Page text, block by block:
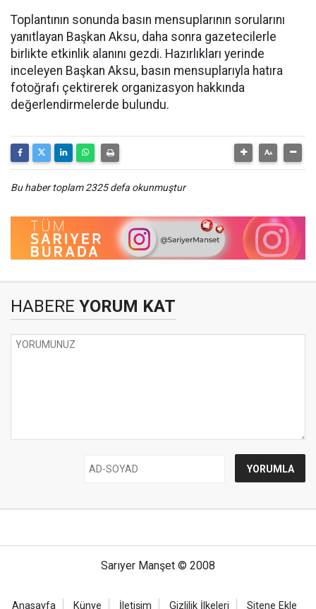
Toplantının sonunda basın mensuplarının sorularını
yanıtlayan Başkan Aksu, daha sonra gazetecilerle
birlikte etkinlik alanını gezdi. Hazırlıkları yerinde
inceleyen Başkan Aksu, basın mensuplarıyla hatıra
fotoğrafı çektirerek organizasyon hakkında
değerlendirmelerde bulundu.
Bu haber toplam 2325 defa okunmuştur
HABERE YORUM KAT
Sarıyer Manşet © 2008
Anasayfa Künye İletişim Gizlilik İlkeleri Sitene Ekle